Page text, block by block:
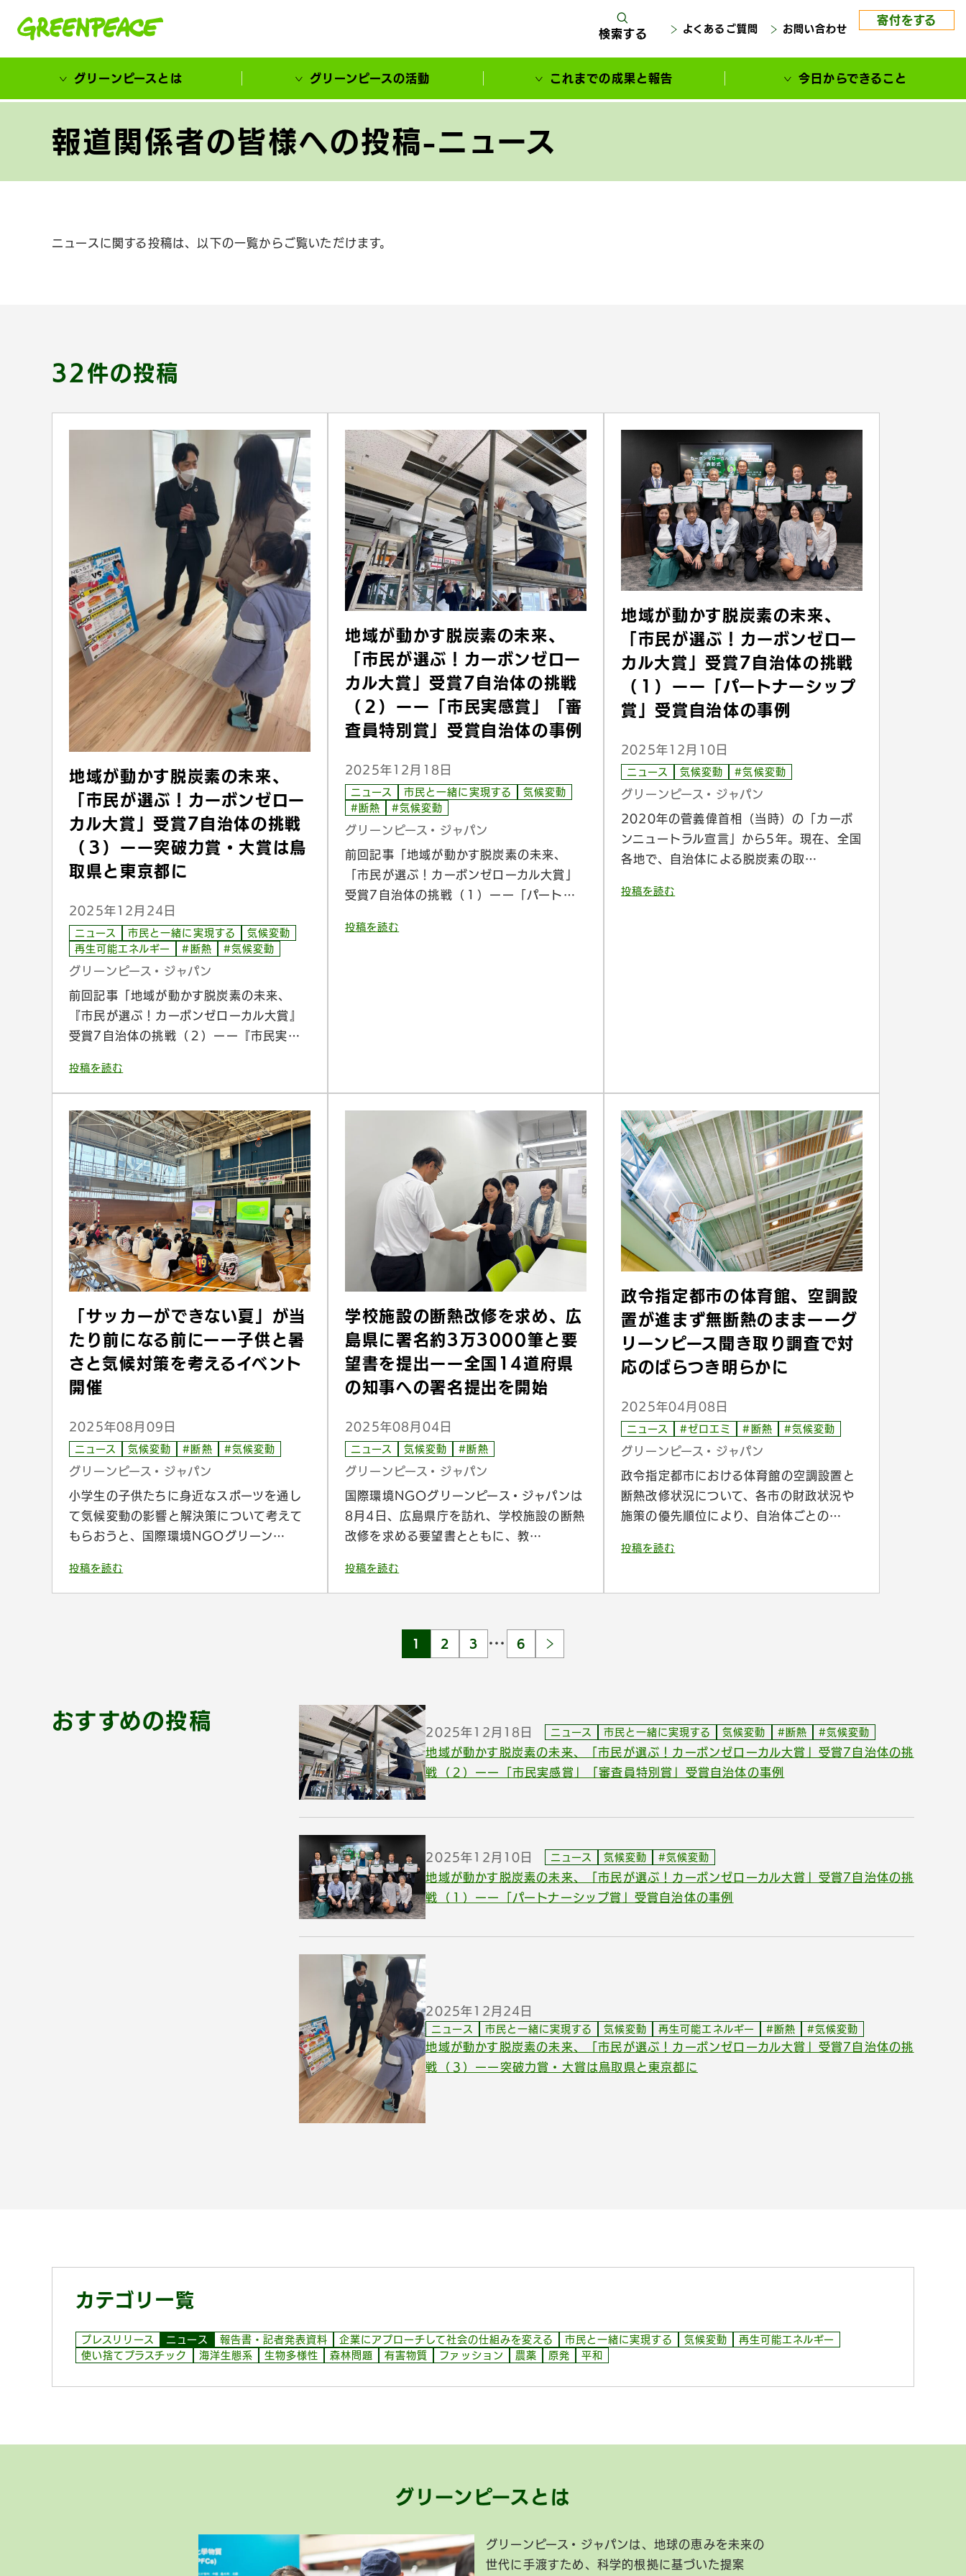
検索する よくあるご質問 お問い合わせ
寄付をする
グリーンピースとは グリーンピースの活動 これまでの成果と報告 今日からできること
報道関係者の皆様への投稿-ニュース
ニュースに関する投稿は、以下の一覧からご覧いただけます。
32件の投稿
地域が動かす脱炭素の未来、
「市民が選ぶ！カーボンゼロー
カル大賞」受賞7自治体の挑戦
（３）ーー突破力賞・大賞は鳥
取県と東京都に
2025年12月24日
ニュース 市民と一緒に実現する
気候変動
再生可能エネルギー
#断熱 #気候変動
グリーンピース・ジャパン
前回記事「地域が動かす脱炭素の未来、
『市民が選ぶ！カーボンゼローカル大賞』
受賞7自治体の挑戦（２）ーー『市民実…
投稿を読む
地域が動かす脱炭素の未来、
「市民が選ぶ！カーボンゼロー
カル大賞」受賞7自治体の挑戦
（２）ーー「市民実感賞」「審
査員特別賞」受賞自治体の事例
2025年12月18日
ニュース 市民と一緒に実現する
気候変動
#断熱
#気候変動
グリーンピース・ジャパン
前回記事「地域が動かす脱炭素の未来、
「市民が選ぶ！カーボンゼローカル大賞」
受賞7自治体の挑戦（１）ーー「パート…
投稿を読む
地域が動かす脱炭素の未来、
「市民が選ぶ！カーボンゼロー
カル大賞」受賞7自治体の挑戦
（１）ーー「パートナーシップ
賞」受賞自治体の事例
2025年12月10日
ニュース 気候変動 #気候変動
グリーンピース・ジャパン
2020年の菅義偉首相（当時）の「カーボ
ンニュートラル宣言」から5年。現在、全国
各地で、自治体による脱炭素の取…
投稿を読む
「サッカーができない夏」が当
たり前になる前にーー子供と暑
さと気候対策を考えるイベント
開催
2025年08月09日
ニュース 気候変動 #断熱 #気候変動
グリーンピース・ジャパン
小学生の子供たちに身近なスポーツを通し
て気候変動の影響と解決策について考えて
もらおうと、国際環境NGOグリーン…
投稿を読む
学校施設の断熱改修を求め、広
島県に署名約3万3000筆と要
望書を提出ーー全国14道府県
の知事への署名提出を開始
2025年08月04日
ニュース 気候変動 #断熱
グリーンピース・ジャパン
国際環境NGOグリーンピース・ジャパンは
8月4日、広島県庁を訪れ、学校施設の断熱
改修を求める要望書とともに、教…
投稿を読む
政令指定都市の体育館、空調設
置が進まず無断熱のままーーグ
リーンピース聞き取り調査で対
応のばらつき明らかに
2025年04月08日
ニュース #ゼロエミ #断熱 #気候変動
グリーンピース・ジャパン
政令指定都市における体育館の空調設置と
断熱改修状況について、各市の財政状況や
施策の優先順位により、自治体ごとの…
投稿を読む
1 2 3 … 6
おすすめの投稿
2025年12月18日 ニュース 市民と一緒に実現する 気候変動 #断熱 #気候変動
地域が動かす脱炭素の未来、「市民が選ぶ！カーボンゼローカル大賞」受賞7自治体の挑
戦（２）ーー「市民実感賞」「審査員特別賞」受賞自治体の事例
2025年12月10日 ニュース 気候変動 #気候変動
地域が動かす脱炭素の未来、「市民が選ぶ！カーボンゼローカル大賞」受賞7自治体の挑
戦（１）ーー「パートナーシップ賞」受賞自治体の事例
2025年12月24日
ニュース 市民と一緒に実現する 気候変動 再生可能エネルギー #断熱 #気候変動
地域が動かす脱炭素の未来、「市民が選ぶ！カーボンゼローカル大賞」受賞7自治体の挑
戦（３）ーー突破力賞・大賞は鳥取県と東京都に
カテゴリ一覧
プレスリリース ニュース 報告書・記者発表資料 企業にアプローチして社会の仕組みを変える 市民と一緒に実現する 気候変動
再生可能エネルギー
使い捨てプラスチック
海洋生態系 生物多様性 森林問題 有害物質 ファッション 農薬 原発 平和
グリーンピースとは
グリーンピース・ジャパンは、地球の恵みを未来の
世代に手渡すため、科学的根拠に基づいた提案